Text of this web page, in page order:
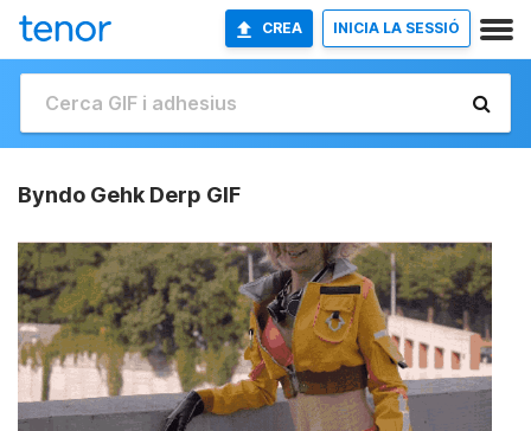
CREA INICIA LA SESSIÓ
Byndo Gehk Derp GIF